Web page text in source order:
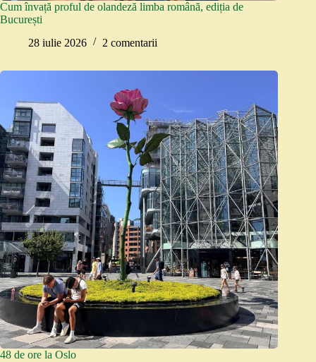
Cum învață proful de olandeză limba română, ediția de
București
28 iulie 2026
2 comentarii
48 de ore la Oslo